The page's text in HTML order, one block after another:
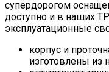
супердорогом
доступно и в наших
эксплуатационные
корпус и
изготовлены из